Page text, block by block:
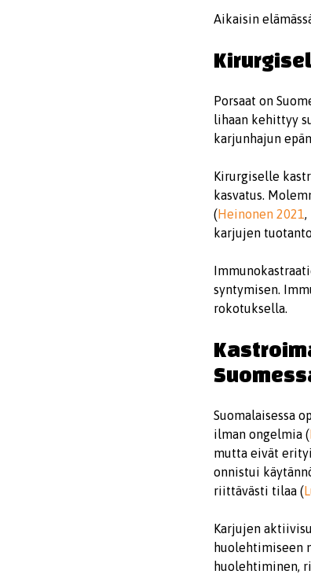
Aikaisin
Porsaat on
lihaan kehittyy
karjunhajun
Kirurgiselle
kasvatus.
(Heinonen 2021,
karjujen
syntymisen.
rokotuksella.
Suomalaisessa
ilman ongelmia (
mutta eivät
onnistui
riittävästi tilaa (
Karjujen
huolehtimiseen
huolehtiminen,